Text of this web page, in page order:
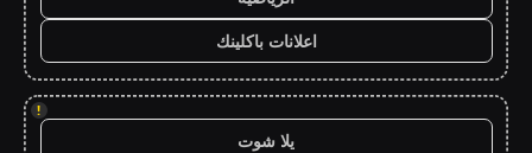
اعلانات باكلينك
!
يلا شوت